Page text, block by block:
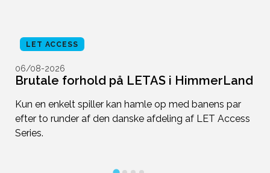
LET ACCESS
06/08-2026
Brutale forhold på LETAS i HimmerLand
Kun en enkelt spiller kan hamle op med banens par
efter to runder af den danske afdeling af LET Access
Series.